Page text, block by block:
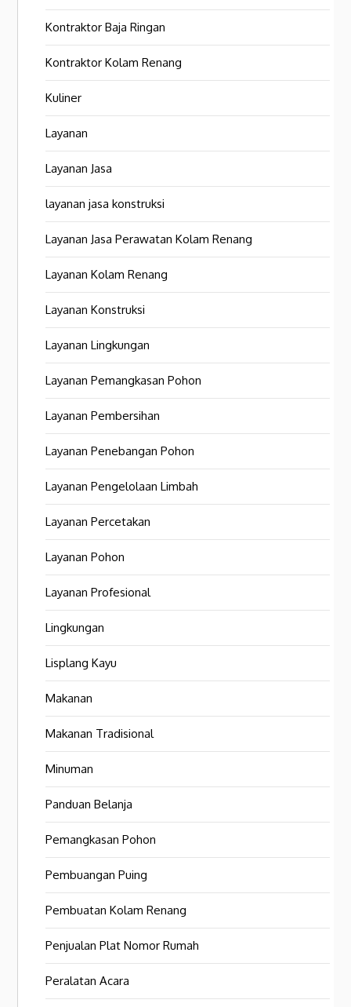
Kontraktor Baja Ringan
Kontraktor Kolam Renang
Kuliner
Layanan
Layanan Jasa
layanan jasa konstruksi
Layanan Jasa Perawatan Kolam Renang
Layanan Kolam Renang
Layanan Konstruksi
Layanan Lingkungan
Layanan Pemangkasan Pohon
Layanan Pembersihan
Layanan Penebangan Pohon
Layanan Pengelolaan Limbah
Layanan Percetakan
Layanan Pohon
Layanan Profesional
Lingkungan
Lisplang Kayu
Makanan
Makanan Tradisional
Minuman
Panduan Belanja
Pemangkasan Pohon
Pembuangan Puing
Pembuatan Kolam Renang
Penjualan Plat Nomor Rumah
Peralatan Acara